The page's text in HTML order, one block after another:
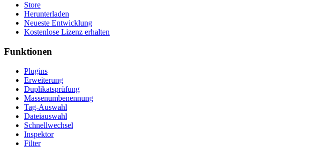
Store
Herunterladen
Neueste Entwicklung
Kostenlose Lizenz erhalten
Funktionen
Plugins
Erweiterung
Duplikatsprüfung
Massenumbenennung
Tag-Auswahl
Dateiauswahl
Schnellwechsel
Inspektor
Filter